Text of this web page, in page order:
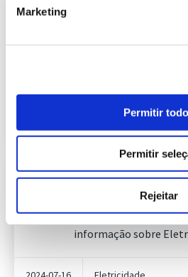
Marketing
Permitir
Permitir
Rejeitar
2025
informação sobre
Eletricidade
Informação
Publicação com
informação sobre